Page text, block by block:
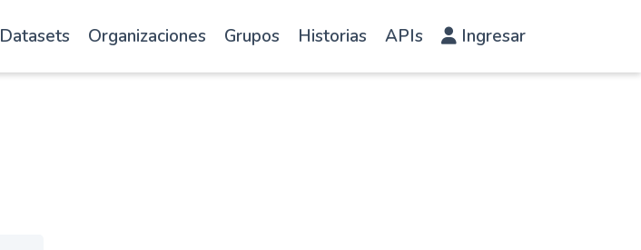
Datasets Organizaciones Grupos Historias APIs Ingresar